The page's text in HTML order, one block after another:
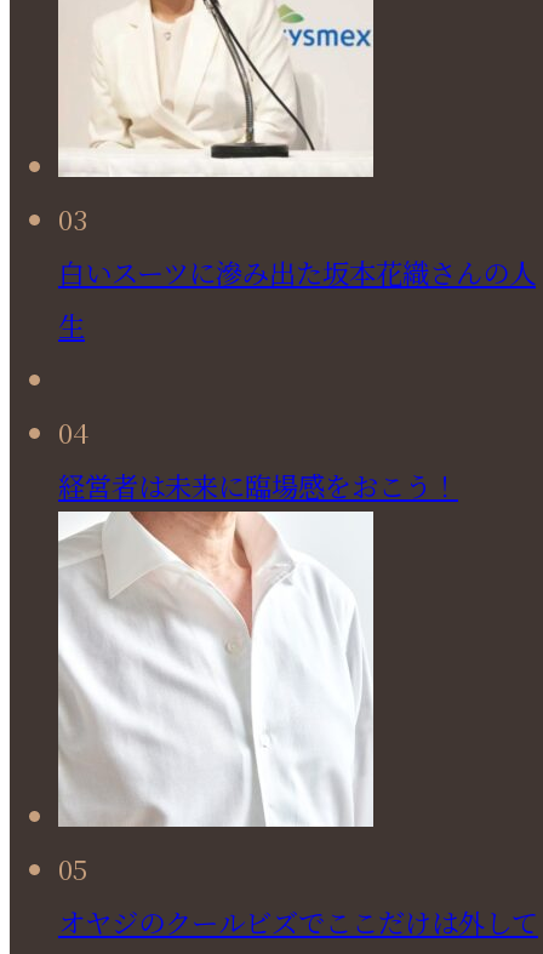
03
白いスーツに滲み出た坂本花織さんの人
生
04
経営者は未来に臨場感をおこう！
05
オヤジのクールビズでここだけは外して